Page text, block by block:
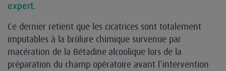
expert.
Ce dernier retient que les cicatrices sont totalement
imputables à la brûlure chimique survenue par
macération de la Bétadine alcoolique lors de la
préparation du champ opératoire avant l’intervention